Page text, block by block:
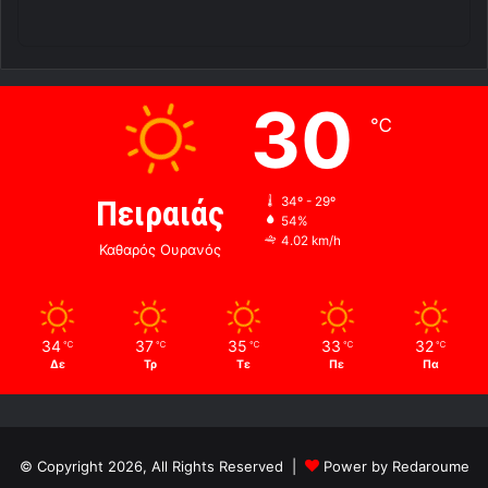
Πειραιάς
Καθαρός Ουρανός
30 ℃
34º - 29º
54%
4.02 km/h
34 ℃
Δε
37 ℃
Τρ
35 ℃
Τε
33 ℃
Πε
32 ℃
Πα
© Copyright 2026, All Rights Reserved | Power by Redaroume